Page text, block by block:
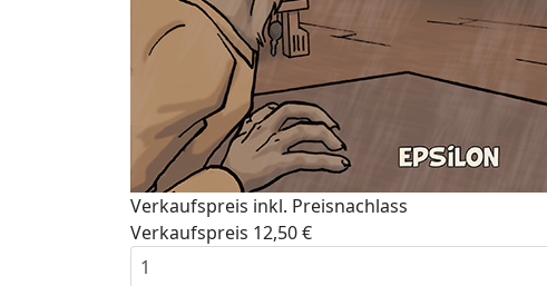
Verkaufspreis inkl. Preisnachlass
Verkaufspreis 12,50 €